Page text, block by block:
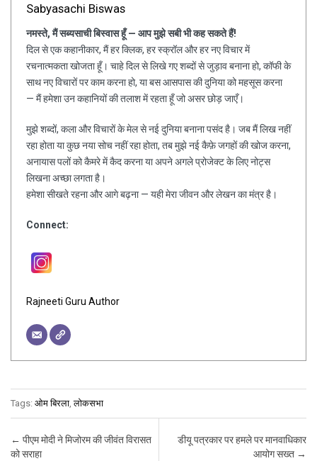
Sabyasachi Biswas
नमस्ते, मैं सब्यसाची बिस्वास हूँ — आप मुझे सबी भी कह सकते हैं!
दिल से एक कहानीकार, मैं हर क्लिक, हर स्क्रॉल और हर नए विचार में
रचनात्मकता खोजता हूँ। चाहे दिल से लिखे गए शब्दों से जुड़ाव बनाना हो, कॉफी के
साथ नए विचारों पर काम करना हो, या बस आसपास की दुनिया को महसूस करना
— मैं हमेशा उन कहानियों की तलाश में रहता हूँ जो असर छोड़ जाएँ।
मुझे शब्दों, कला और विचारों के मेल से नई दुनिया बनाना पसंद है। जब मैं लिख नहीं
रहा होता या कुछ नया सोच नहीं रहा होता, तब मुझे नई कैफ़े जगहों की खोज करना,
अनायास पलों को कैमरे में कैद करना या अपने अगले प्रोजेक्ट के लिए नोट्स
लिखना अच्छा लगता है।
हमेशा सीखते रहना और आगे बढ़ना — यही मेरा जीवन और लेखन का मंत्र है।
Connect:
Rajneeti Guru Author
Tags: ओम बिरला ,लोकसभा
Post navigation
← पीएम मोदी ने मिजोरम की जीवंत विरासत
को सराहा
डीयू पत्रकार पर हमले पर मानवाधिकार
आयोग सख्त →